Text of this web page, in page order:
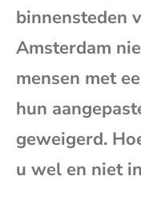
binnensteden
Amsterdam
mensen met
hun
geweigerd.
u wel en niet